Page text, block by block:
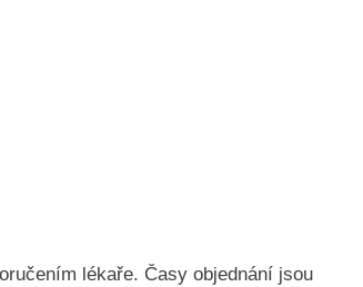
lékaře. Časy objednání jsou